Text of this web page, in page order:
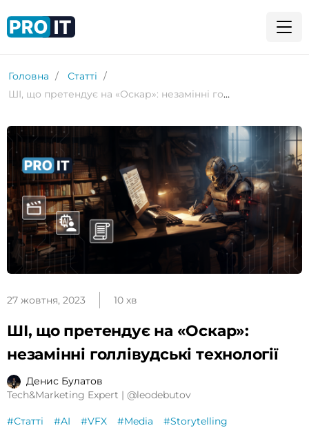
Головна
Статті
ШІ, що претендує на «Оскар»: незамінні голлівудські технології
27 жовтня, 2023 10 хв
ШІ, що претендує на «Оскар»:
незамінні голлівудські технології
Денис Булатов
Tech&Marketing Expert | @leodebutov
#Статті #AI #VFX #Media
#Storytelling